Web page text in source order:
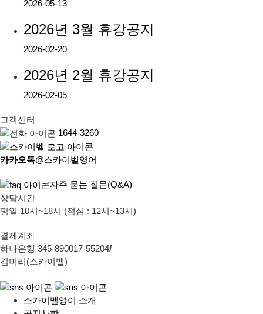
2026-05-13
2026년 3월 휴강공지
2026-02-20
2026년 2월 휴강공지
2026-02-05
고객센터
1644-3260
카카오톡@스카이벨영어
자주 묻는 질문(Q&A)
상담시간
평일 10시~18시 (점심 : 12시~13시)
결제계좌
하나은행 345-890017-55204/
김미리(스카이벨)
스카이벨영어 소개